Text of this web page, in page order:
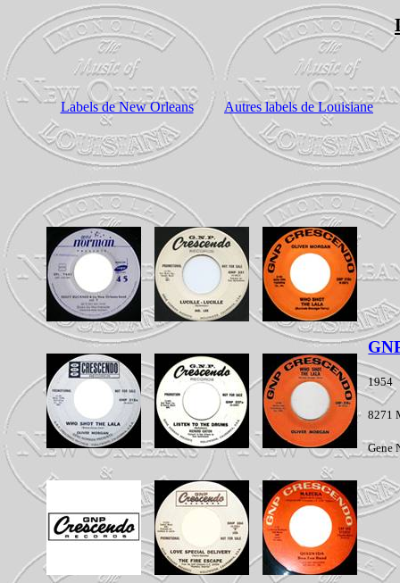
Labels de New Orleans Autres labels de Louisiane
1954
8271
Gene